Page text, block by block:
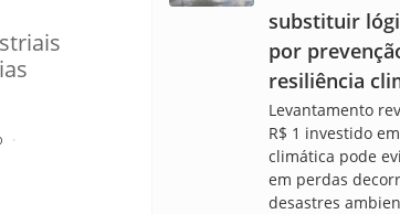
substituir
por
resiliência
Levantamento
R$ 1 investido
climática pode
em perdas
desastres